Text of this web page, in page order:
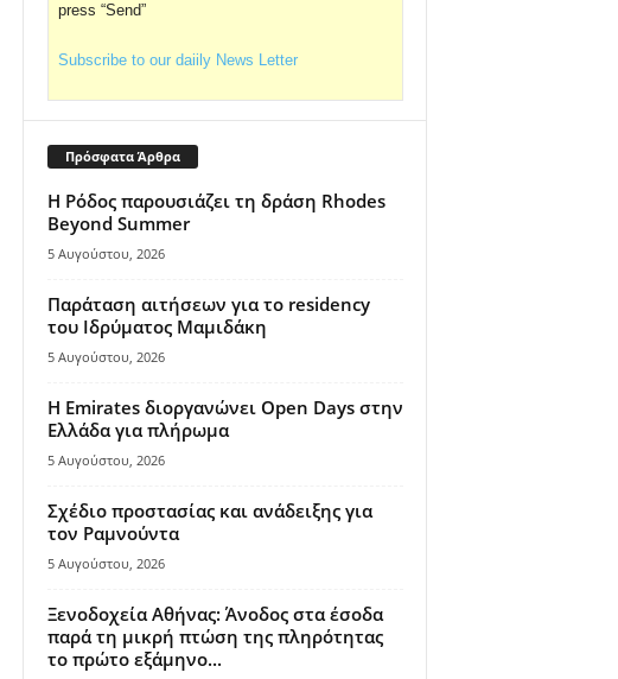
press “Send”
Subscribe to our daiily News Letter
Πρόσφατα Άρθρα
Η Ρόδος παρουσιάζει τη δράση Rhodes
Beyond Summer
5 Αυγούστου, 2026
Παράταση αιτήσεων για το residency
του Ιδρύματος Μαμιδάκη
5 Αυγούστου, 2026
Η Emirates διοργανώνει Open Days στην
Ελλάδα για πλήρωμα
5 Αυγούστου, 2026
Σχέδιο προστασίας και ανάδειξης για
τον Ραμνούντα
5 Αυγούστου, 2026
Ξενοδοχεία Αθήνας: Άνοδος στα έσοδα
παρά τη μικρή πτώση της πληρότητας
το πρώτο εξάμηνο...